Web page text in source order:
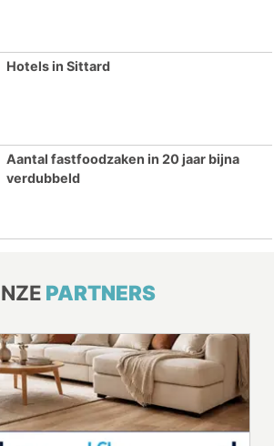
Hotels in Sittard
Aantal fastfoodzaken in 20 jaar bijna
verdubbeld
PARTNERS